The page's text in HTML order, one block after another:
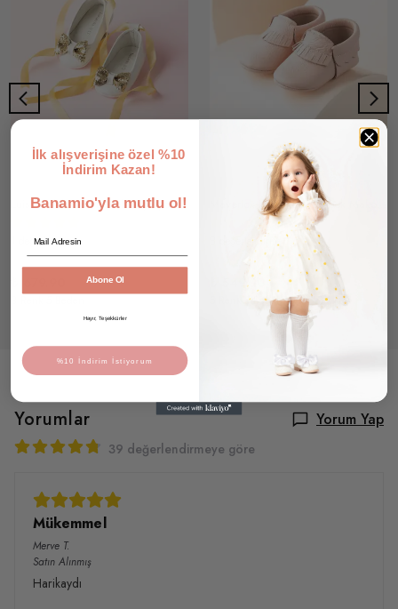
Luisa Hakiki Deri Bebek Taş Fiyonklu Babet Ayakkabı
1 değerlendirme 8 değerlendirme
₺ 549.90
5 Renk 5 Beden
Yorumlar Yorum Yap
39 değerlendirmeye göre
Mükemmel
Merve T.
Satın Alınmış
Harikaydı
İlk alışverişine özel %10
İndirim Kazan!
Banamio'yla mutlu ol!
Abone Ol
Hayır, Teşekkürler
%10 İndirim İstiyorum